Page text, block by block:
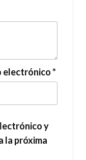
electrónico*
y
la próxima